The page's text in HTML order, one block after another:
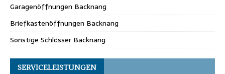
Garagenöffnungen Backnang
Briefkastenöffnungen Backnang
Sonstige Schlösser Backnang
SERVICELEISTUNGEN